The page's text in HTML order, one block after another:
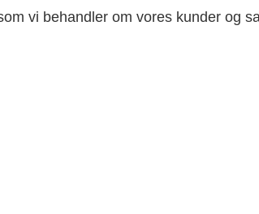
vi behandler om vores kunder og